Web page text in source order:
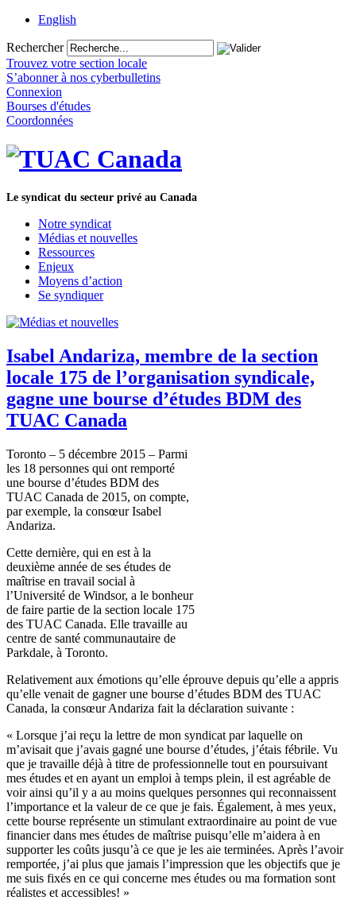
English
Rechercher
Trouvez votre section locale
S’abonner à nos cyberbulletins
Connexion
Bourses d'études
Coordonnées
Le syndicat du secteur privé au Canada
Notre syndicat
Médias et nouvelles
Ressources
Enjeux
Moyens d’action
Se syndiquer
Isabel Andariza, membre de la section
locale 175 de l’organisation syndicale,
gagne une bourse d’études BDM des
TUAC Canada
Toronto – 5 décembre 2015 – Parmi
les 18 personnes qui ont remporté
une bourse d’études BDM des
TUAC Canada de 2015, on compte,
par exemple, la consœur Isabel
Andariza.
Cette dernière, qui en est à la
deuxième année de ses études de
maîtrise en travail social à
l’Université de Windsor, a le bonheur
de faire partie de la section locale 175
des TUAC Canada. Elle travaille au
centre de santé communautaire de
Parkdale, à Toronto.
Relativement aux émotions qu’elle éprouve depuis qu’elle a appris
qu’elle venait de gagner une bourse d’études BDM des TUAC
Canada, la consœur Andariza fait la déclaration suivante :
« Lorsque j’ai reçu la lettre de mon syndicat par laquelle on
m’avisait que j’avais gagné une bourse d’études, j’étais fébrile. Vu
que je travaille déjà à titre de professionnelle tout en poursuivant
mes études et en ayant un emploi à temps plein, il est agréable de
voir ainsi qu’il y a au moins quelques personnes qui reconnaissent
l’importance et la valeur de ce que je fais. Également, à mes yeux,
cette bourse représente un stimulant extraordinaire au point de vue
financier dans mes études de maîtrise puisqu’elle m’aidera à en
supporter les coûts jusqu’à ce que je les aie terminées. Après l’avoir
remportée, j’ai plus que jamais l’impression que les objectifs que je
me suis fixés en ce qui concerne mes études ou ma formation sont
réalistes et accessibles! »